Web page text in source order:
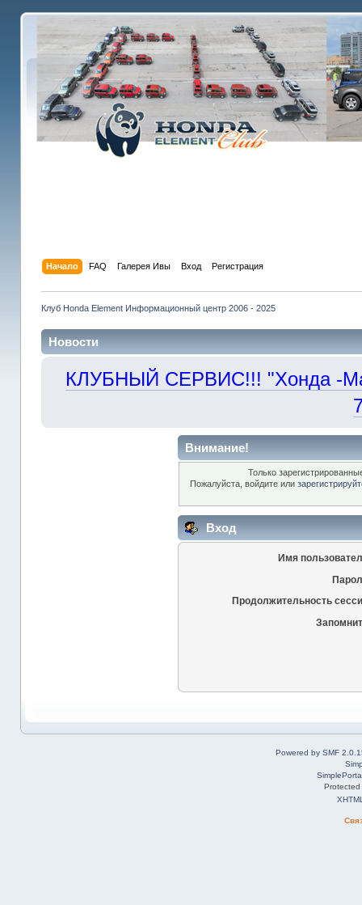
Начало FAQ Галерея Ивы Вход Регистрация
Клуб Honda Element Информационный центр 2006 - 2025
Новости
КЛУБНЫЙ СЕРВИС!!! "Хонда -
Внимание!
Только
Пожалуйста, войдите или
Вход
Имя
Продолжительность
Powered by SMF